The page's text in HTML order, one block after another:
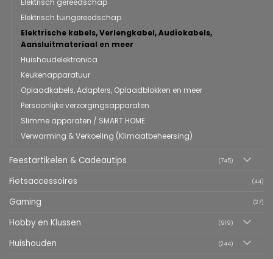
Elektrisch tuingereedschap
Elektrische kabels, Verlengkabel, Audiokabels,
Aansluitmateriaal en meer
Huishoudelektronica
Keukenapparatuur
Oplaadkabels, Adapters, Oplaadblokken en meer
Persoonlijke verzorgingsapparaten
Slimme apparaten / SMART HOME
Verwarming & Verkoeling (Klimaatbeheersing)
Feestartikelen & Cadeautips (745)
Fietsaccessoires (44)
Gaming (27)
Hobby en Klussen (919)
Huishouden (244)